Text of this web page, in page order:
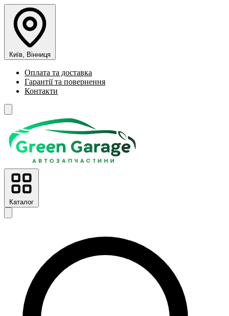
Київ, Вінниця
Оплата та доставка
Гарантії та повернення
Контакти
Каталог